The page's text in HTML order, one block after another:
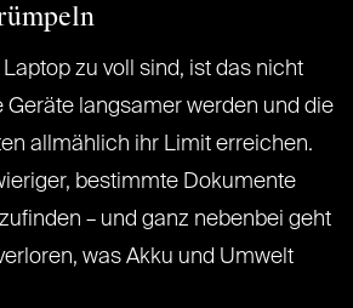
zu voll sind, ist das nicht
Geräte langsamer werden und die
allmählich ihr Limit erreichen.
bestimmte Dokumente
– und ganz nebenbei geht
was Akku und Umwelt